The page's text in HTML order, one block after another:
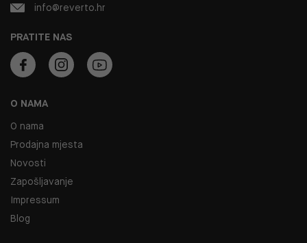
O NAMA
O nama
Prodajna mjesta
Novosti
Zapošljavanje
Impressum
Blog
PRATITE NAS
info@reverto.hr